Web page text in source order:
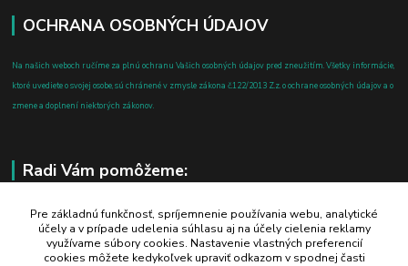
OCHRANA OSOBNÝCH ÚDAJOV
Na našich weboch ručíme za plnú ochranu Vašich osobných údajov pred zneužitím. Všetky informácie,
ktoré uvediete o svojej osobe, sú chránené v zmysle zákona č.122/2013 Z.z. o ochrane osobných údajov a o
zmene a doplnení niektorých zákonov.
Radi Vám pomôžeme:
+421 908 700 612
po-pia: 8.00 - 16.00
Pre základnú funkčnosť, spríjemnenie používania webu, analytické
účely a v prípade udelenia súhlasu aj na účely cielenia reklamy
využívame súbory cookies. Nastavenie vlastných preferencií
cookies môžete kedykoľvek upraviť odkazom v spodnej časti